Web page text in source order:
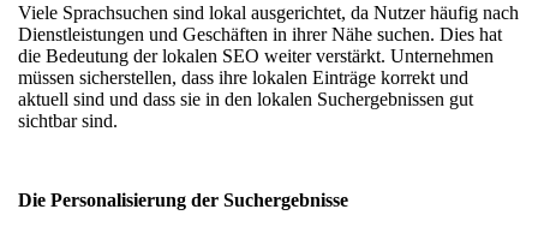
Viele Sprachsuchen sind lokal ausgerichtet, da Nutzer häufig nach
Dienstleistungen und Geschäften in ihrer Nähe suchen. Dies hat
die Bedeutung der lokalen SEO weiter verstärkt. Unternehmen
müssen sicherstellen, dass ihre lokalen Einträge korrekt und
aktuell sind und dass sie in den lokalen Suchergebnissen gut
sichtbar sind.
Die Personalisierung der Suchergebnisse